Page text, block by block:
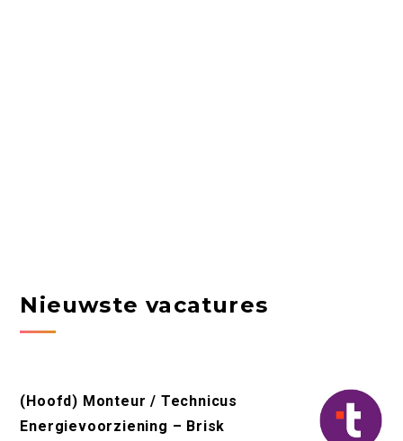
Nieuwste vacatures
(Hoofd) Monteur / Technicus
Energievoorziening – Brisk